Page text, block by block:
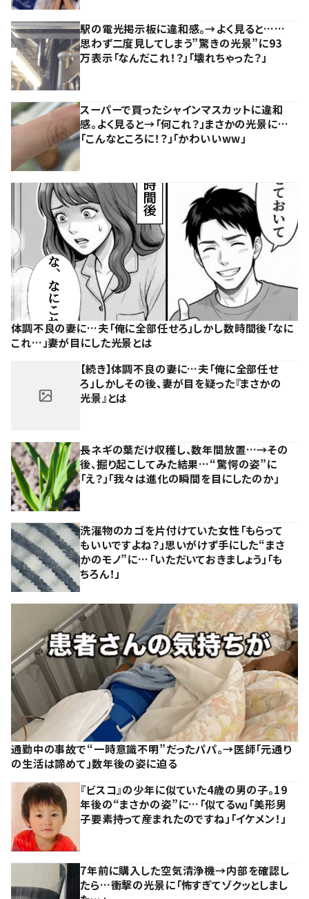
駅の電光掲示板に違和感。→よく見ると……
思わず二度見してしまう”驚きの光景”に93
万表示「なんだこれ！？」「壊れちゃった？」
スーパーで買ったシャインマスカットに違和
感。よく見ると→「何これ？」まさかの光景に…
「こんなところに！？」「かわいいww」
体調不良の妻に…夫「俺に全部任せろ」しかし数時間後「なに
これ…」妻が目にした光景とは
【続き】体調不良の妻に…夫「俺に全部任せ
ろ」しかしその後、妻が目を疑った『まさかの
光景』とは
長ネギの葉だけ収穫し、数年間放置…→その
後、掘り起こしてみた結果…“驚愕の姿”に
「え？」「我々は進化の瞬間を目にしたのか」
洗濯物のカゴを片付けていた女性「もらって
もいいですよね？」思いがけず手にした“まさ
かのモノ”に…「いただいておきましょう」「も
ちろん！」
通勤中の事故で“一時意識不明”だったパパ。→医師「元通り
の生活は諦めて」数年後の姿に迫る
『ビスコ』の少年に似ていた4歳の男の子。19
年後の“まさかの姿”に…「似てるｗ」「美形男
子要素持って産まれたのですね」「イケメン！」
7年前に購入した空気清浄機→内部を確認し
たら…衝撃の光景に「怖すぎてゾクッとしまし